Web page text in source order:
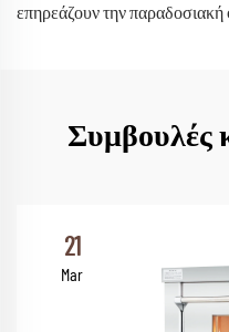
επηρεάζουν την παραδοσιακή
Συμβουλές
21
Mar